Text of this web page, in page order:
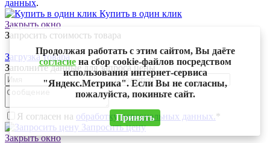
данных.
Купить в один клик
Закрыть окно
Запросить стоимость товара
Загрузка товара
Заполните данные для запроса цены
Я согласен на обработку персональных данных.*
Запросить цену
Закрыть окно
Продолжая работать с этим сайтом, Вы даёте
согласиена сбор cookie-файлов посредством
использования интернет-сервиса
"Яндекс.Метрика". Если Вы не согласны,
пожалуйста, покиньте сайт.
Принять